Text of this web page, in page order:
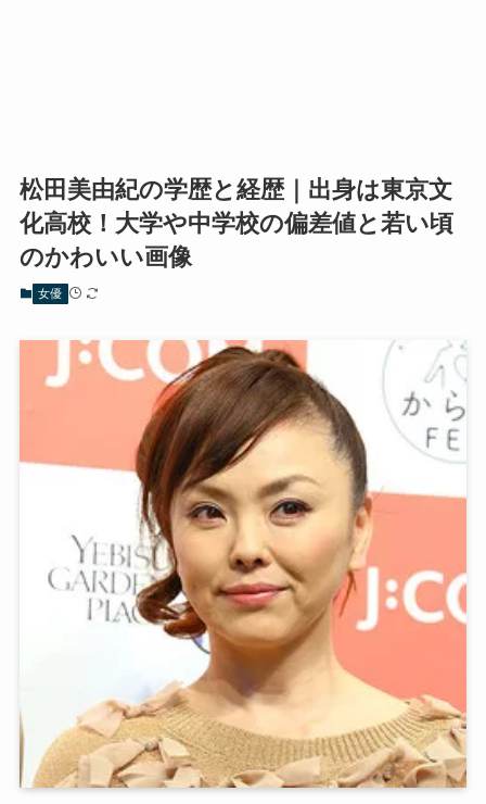
松田美由紀の学歴と経歴｜出身は東京文
化高校！大学や中学校の偏差値と若い頃
のかわいい画像
女優